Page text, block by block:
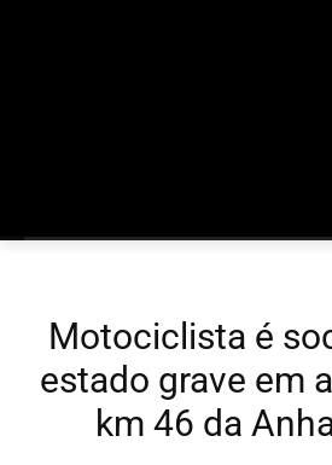
Motociclista é
estado grave em
km 46 da